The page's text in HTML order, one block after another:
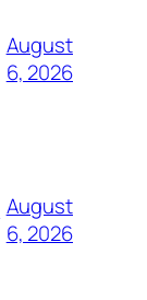
August
6, 2026
August
6, 2026